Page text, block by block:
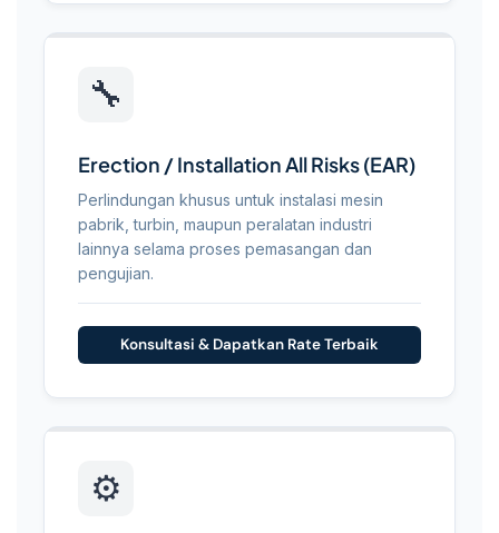
🔧
Erection / Installation All Risks (EAR)
Perlindungan khusus untuk instalasi mesin
pabrik, turbin, maupun peralatan industri
lainnya selama proses pemasangan dan
pengujian.
Konsultasi & Dapatkan Rate Terbaik
⚙️